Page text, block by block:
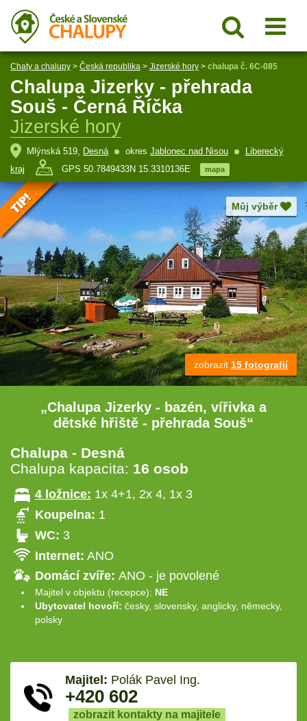
Chaty a chalupy > Česká republika > Jizerské hory > chalupa č. 6C-085
Chalupa Jizerky - přehrada
Souš - Černá Říčka
Jizerské hory
Mlýnská 519, Desná okres Jablonec nad Nisou
Liberecký
kraj
GPS 50.7849433N 15.3310136E mapa
Můj výběr
zobrazit 15 fotografií
„Chalupa Jizerky - bazén, vířivka a
dětské hřiště - přehrada Souš“
Chalupa - Desná
Chalupa kapacita: 16 osob
4 ložnice: 1x 4+1, 2x 4, 1x 3
Koupelna: 1
WC: 3
Internet: ANO
Domácí zvíře: ANO - je povolené
Majitel v objektu (recepce): NE
Ubytovatel hovoří: česky, slovensky, anglicky, německy,
polsky
Majitel: Polák Pavel Ing.
+420 602
zobrazit kontakty na majitele